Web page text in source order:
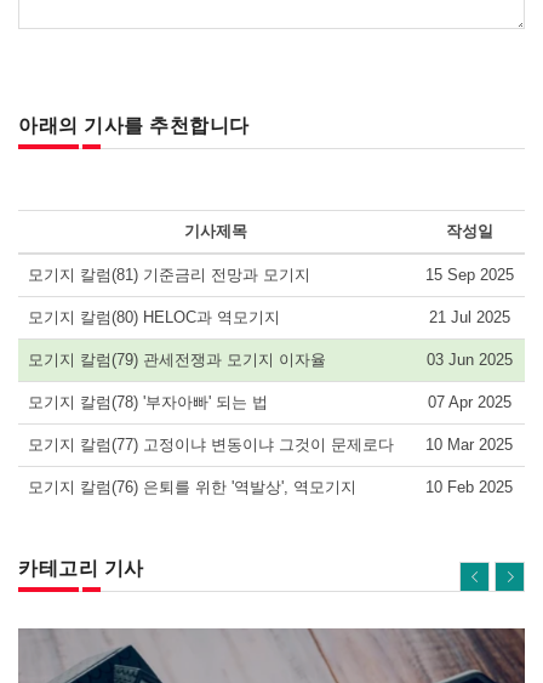
아래의 기사를 추천합니다
기사제목 작성일
모기지 칼럼(81) 기준금리 전망과 모기지 15 Sep 2025
모기지 칼럼(80) HELOC과 역모기지 21 Jul 2025
모기지 칼럼(79) 관세전쟁과 모기지 이자율 03 Jun 2025
모기지 칼럼(78) '부자아빠' 되는 법 07 Apr 2025
모기지 칼럼(77) 고정이냐 변동이냐 그것이 문제로다 10 Mar 2025
모기지 칼럼(76) 은퇴를 위한 '역발상', 역모기지 10 Feb 2025
카테고리 기사